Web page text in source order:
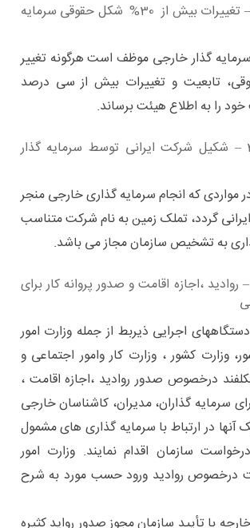
ماده شماره : 33 – تغییرات بیش از 30% شکل حقوقی سرمایه
گذار خارجی موظف است هرگونه تغییر
تابعیت و تغییرات بیش از سی درصد
ماده شماره : 34 – شکیل شرکت ایرانی توسط سرمایه گذار
مواردی که انجام سرمایه گذاری خارجی منجر
گردد،‌ تملک زمین به نام شرکت متناسب
به تشخیص سازمان مجاز می باشد.
ماده شماره : 35 – روادید ،‌اجازه اقامت و صدور پروانه کار برای
اجرایی ذیربط از جمله وزارت امور
وزارت کشور ، وزارت کار وامور اجتماعی و
درخصوص صدور روادید ،‌اجازه اقامت ،
سرمایه گذاران، مدیران، کاشناسان خارجی
در ارتباط با سرمایه گذاری های مشمول
سازمان اقدام نمایند. وزارت امور
درخصوص روادید ورود حسب مورد به شرح